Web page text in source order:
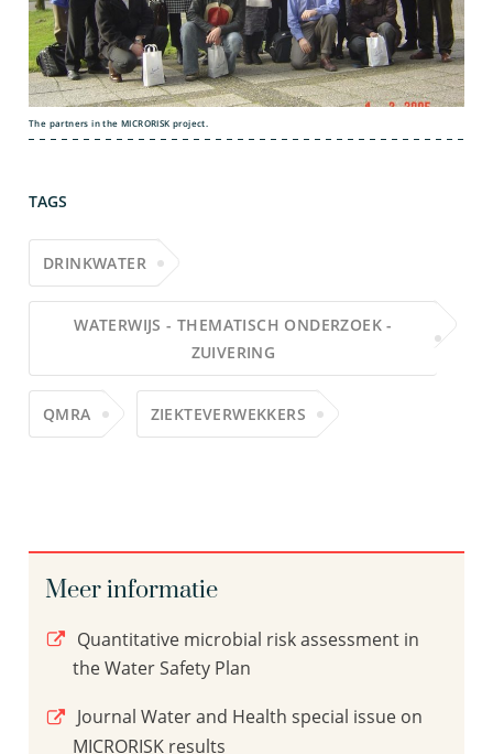
The partners in the MICRORISK project.
TAGS
DRINKWATER
WATERWIJS - THEMATISCH ONDERZOEK -
ZUIVERING
QMRA ZIEKTEVERWEKKERS
Meer informatie
Quantitative microbial risk assessment in
the Water Safety Plan
Journal Water and Health special issue on
MICRORISK results